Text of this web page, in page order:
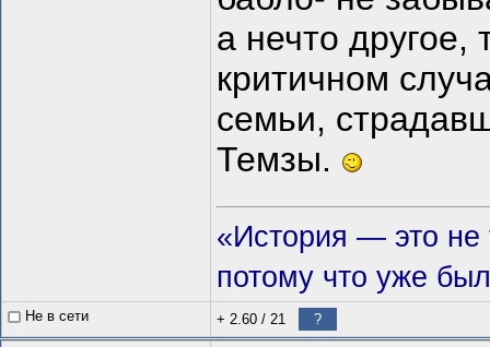
а нечто другое,
критичном
семьи,
Темзы.
«История — это не
потому что уже
Не в сети + 2.60 / 21 ?